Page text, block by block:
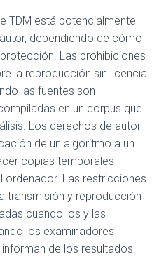
TDM está potencialmente
dependiendo de cómo
Las prohibiciones
la reproducción sin licencia
las fuentes son
en un corpus que
Los derechos de autor
de un algoritmo a un
copias temporales
ordenador. Las restricciones
transmisión y reproducción
cuando los y las
los examinadores
de los resultados.